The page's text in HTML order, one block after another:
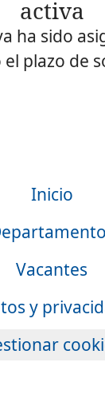
activa
ha sido
plazo de
Inicio
Vacantes
y